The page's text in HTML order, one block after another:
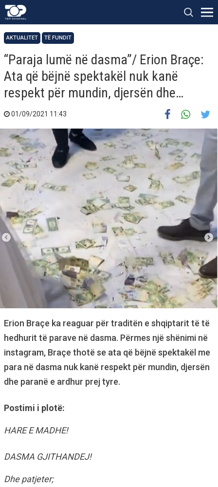
AKTUALITET TË FUNDIT
“Paraja lumë në dasma”/ Erion Braçe:
Ata që bëjnë spektakël nuk kanë
respekt për mundin, djersën dhe…
01/09/2021 11:43
Erion Braçe ka reaguar për traditën e shqiptarit të të
hedhurit të parave në dasma. Përmes një shënimi në
instagram, Braçe thotë se ata që bëjnë spektakël me
para në dasma nuk kanë respekt për mundin, djersën
dhe paranë e ardhur prej tyre.
Postimi i plotë:
HARE E MADHE!
DASMA GJITHANDEJ!
Dhe patjeter;